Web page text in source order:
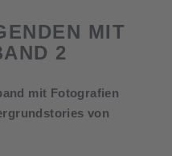
MIT
2
mit Fotografien
von